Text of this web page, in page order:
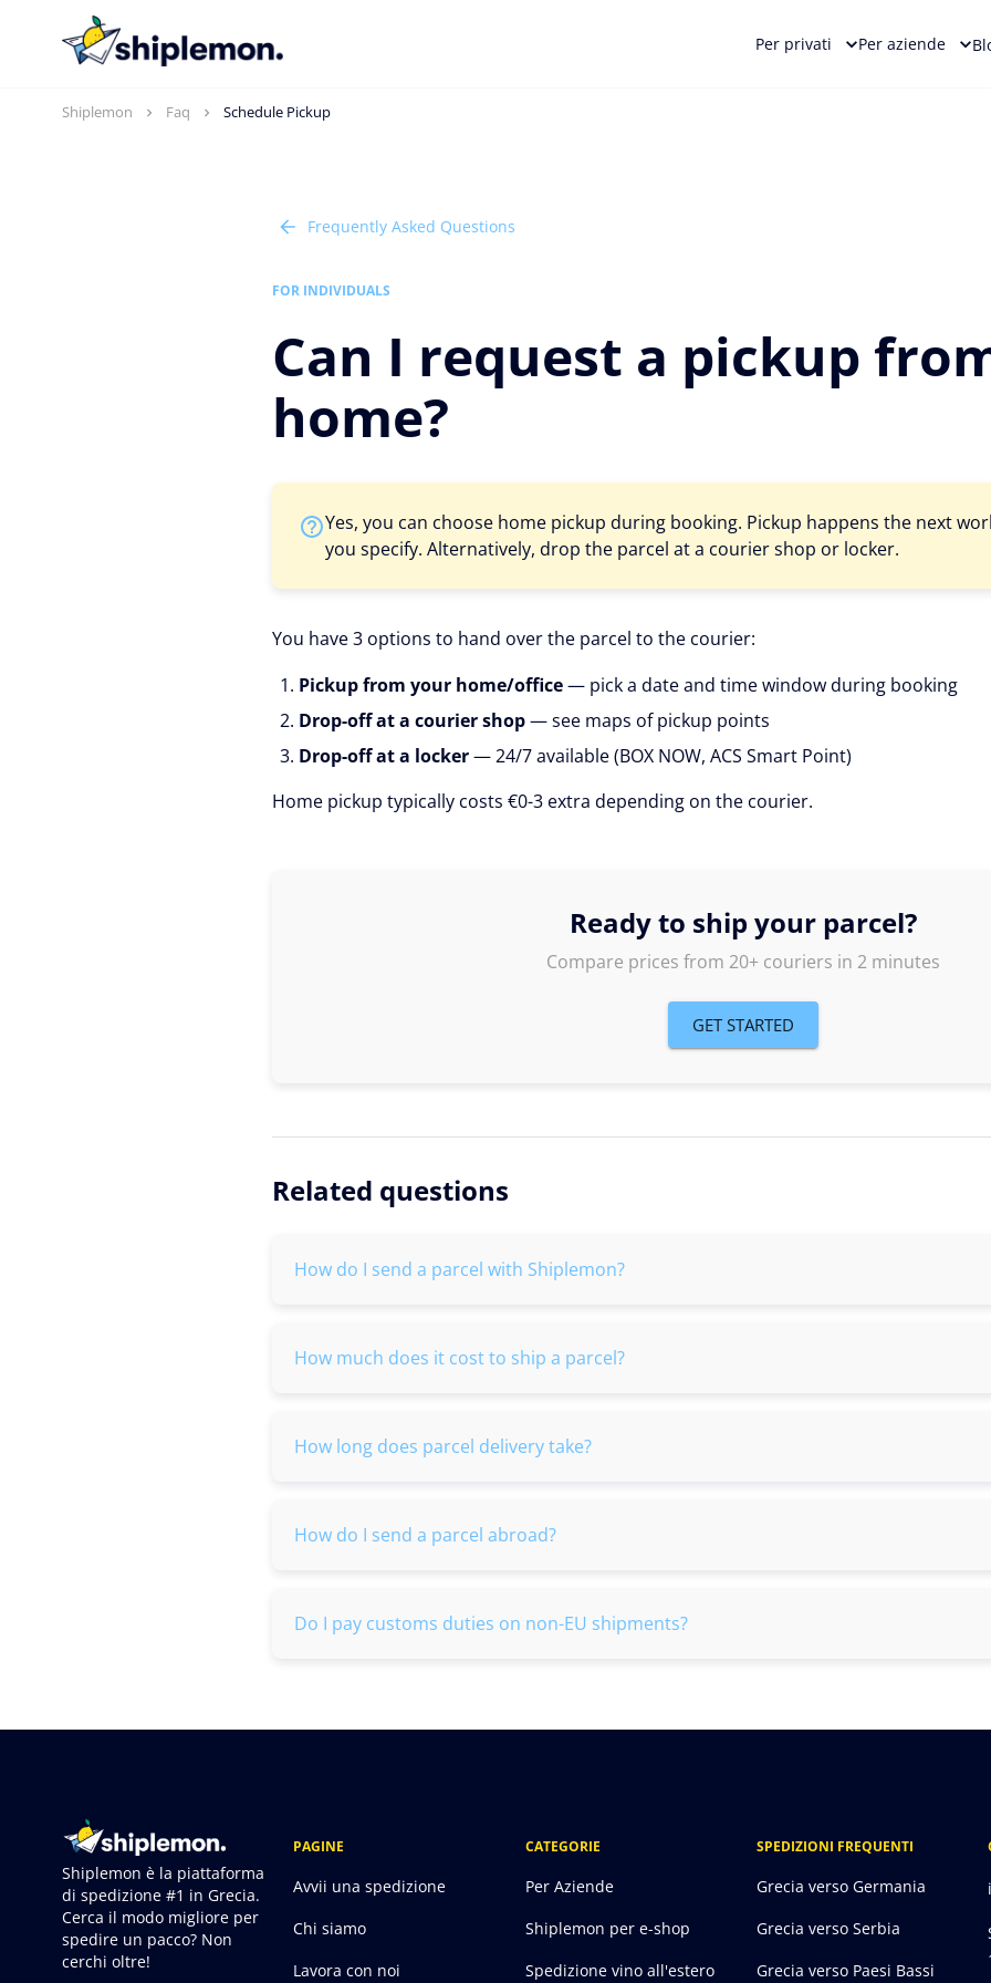
Per privati Per aziende
Shiplemon Faq Schedule Pickup
Frequently Asked Questions
FOR INDIVIDUALS
Can I request a pickup
home?
Yes, you can choose home pickup during booking. Pickup happens the next
you specify. Alternatively, drop the parcel at a courier shop or locker.
You have 3 options to hand over the parcel to the courier:
Pickup from your home/office— pick a date and time window during booking
Drop-off at a courier shop— see maps of pickup points
Drop-off at a locker— 24/7 available (BOX NOW, ACS Smart Point)
Home pickup typically costs €0-3 extra depending on the courier.
Ready to ship your parcel?
Compare prices from 20+ couriers in 2 minutes
GET STARTED
Related questions
How do I send a parcel with Shiplemon?
How much does it cost to ship a parcel?
How long does parcel delivery take?
How do I send a parcel abroad?
Do I pay customs duties on non-EU shipments?
Shiplemon è la piattaforma
di spedizione #1 in Grecia.
Cerca il modo migliore per
spedire un pacco? Non
cerchi oltre!
PAGINE
Avvii una spedizione
Chi siamo
Lavora con noi
CATEGORIE
Per Aziende
Shiplemon per e-shop
Spedizione vino all'estero
SPEDIZIONI FREQUENTI
Grecia verso Germania
Grecia verso Serbia
Grecia verso Paesi Bassi